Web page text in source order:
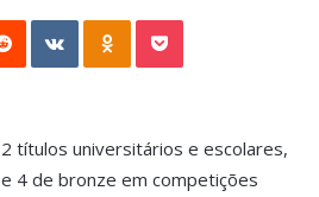
VKontakte
títulos universitários e escolares,
4 de bronze em competições